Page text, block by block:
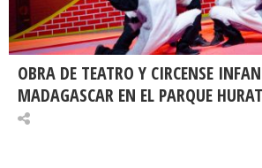
OBRA DE TEATRO Y CIRCENSE
MADAGASCAR EN EL PARQUE